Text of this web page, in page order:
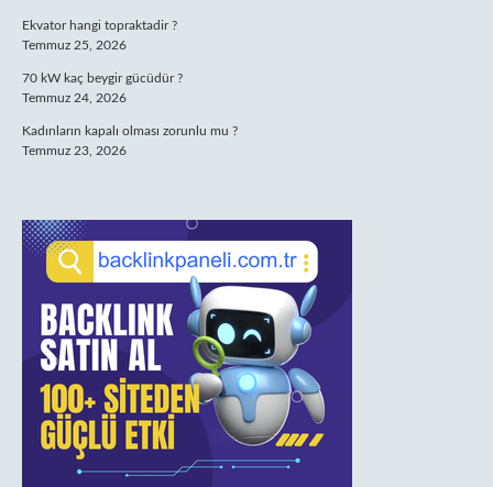
Ekvator hangi topraktadir ?
Temmuz 25, 2026
70 kW kaç beygir gücüdür ?
Temmuz 24, 2026
Kadınların kapalı olması zorunlu mu ?
Temmuz 23, 2026